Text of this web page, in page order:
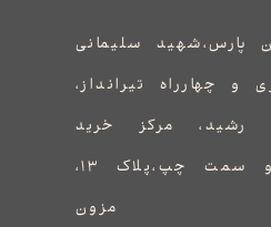
پارس،شهید سلیمانی
و چهارراه تیرانداز،
رشید، مرکز خرید
روتانو،همکف راه رو سمت چپ،پلاک ۱۳،
مزون